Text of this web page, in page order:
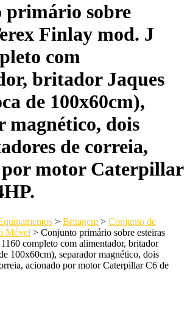
primário sobre
Finlay mod. J
com
britador Jaques
de 100x60cm),
magnético, dois
de correia,
por motor Caterpillar
> Britagem > Conjunto de
Móvel > Conjunto primário sobre esteiras
completo com alimentador, britador
100x60cm), separador magnético, dois
acionado por motor Caterpillar C6 de